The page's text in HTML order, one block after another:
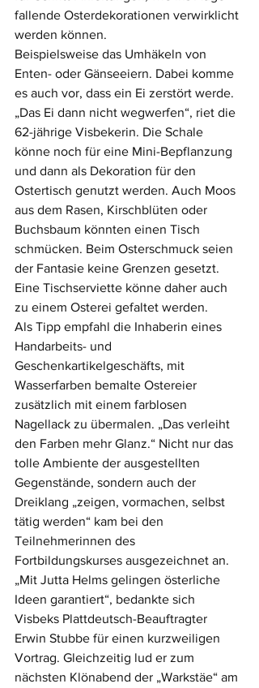
fallende Osterdekorationen verwirklicht
werden können.
Beispielsweise das Umhäkeln von
Enten- oder Gänseeiern. Dabei komme
es auch vor, dass ein Ei zerstört werde.
„Das Ei dann nicht wegwerfen“, riet die
62-jährige Visbekerin. Die Schale
könne noch für eine Mini-Bepflanzung
und dann als Dekoration für den
Ostertisch genutzt werden. Auch Moos
aus dem Rasen, Kirschblüten oder
Buchsbaum könnten einen Tisch
schmücken. Beim Osterschmuck seien
der Fantasie keine Grenzen gesetzt.
Eine Tischserviette könne daher auch
zu einem Osterei gefaltet werden.
Als Tipp empfahl die Inhaberin eines
Handarbeits- und
Geschenkartikelgeschäfts, mit
Wasserfarben bemalte Ostereier
zusätzlich mit einem farblosen
Nagellack zu übermalen. „Das verleiht
den Farben mehr Glanz.“ Nicht nur das
tolle Ambiente der ausgestellten
Gegenstände, sondern auch der
Dreiklang „zeigen, vormachen, selbst
tätig werden“ kam bei den
Teilnehmerinnen des
Fortbildungskurses ausgezeichnet an.
„Mit Jutta Helms gelingen österliche
Ideen garantiert“, bedankte sich
Visbeks Plattdeutsch-Beauftragter
Erwin Stubbe für einen kurzweiligen
Vortrag. Gleichzeitig lud er zum
nächsten Klönabend der „Warkstäe“ am